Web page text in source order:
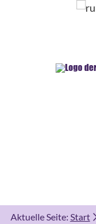
Aktuelle Seite: Start